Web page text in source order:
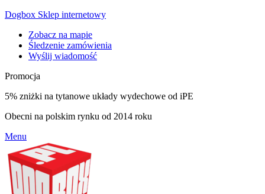
Dogbox Sklep internetowy
Zobacz na mapie
Śledzenie zamówienia
Wyślij wiadomość
Promocja
5% zniżki na tytanowe układy wydechowe od iPE
Obecni na polskim rynku od 2014 roku
Menu